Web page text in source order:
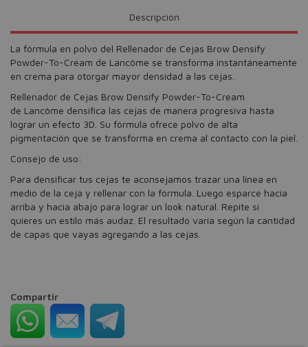
Descripción
La fórmula en polvo del Rellenador de Cejas Brow Densify
Powder-To-Cream de Lancôme se transforma instantáneamente
en crema para otorgar mayor densidad a las cejas.
Rellenador de Cejas Brow Densify Powder-To-Cream
de Lancôme densifica las cejas de manera progresiva hasta
lograr un efecto 3D. Su fórmula ofrece polvo de alta
pigmentación que se transforma en crema al contacto con la piel.
Consejo de uso:
Para densificar tus cejas te aconsejamos trazar una línea en
medio de la ceja y rellenar con la fórmula. Luego esparce hacia
arriba y hacia abajo para lograr un look natural. Repite si
quieres un estilo más audaz. El resultado varía según la cantidad
de capas que vayas agregando a las cejas.
Compartir